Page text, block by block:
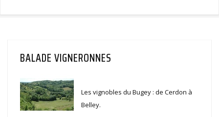
BALADE VIGNERONNES
Les vignobles du Bugey : de Cerdon à
Belley.